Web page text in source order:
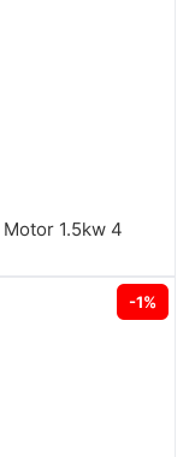
1.5kw 4
-1%